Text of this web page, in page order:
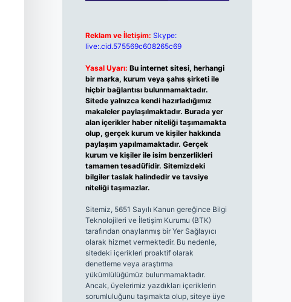
Reklam ve İletişim: Skype:
live:.cid.575569c608265c69
Yasal Uyarı: Bu internet sitesi, herhangi
bir marka, kurum veya şahıs şirketi ile
hiçbir bağlantısı bulunmamaktadır.
Sitede yalnızca kendi hazırladığımız
makaleler paylaşılmaktadır. Burada yer
alan içerikler haber niteliği taşımamakta
olup, gerçek kurum ve kişiler hakkında
paylaşım yapılmamaktadır. Gerçek
kurum ve kişiler ile isim benzerlikleri
tamamen tesadüfidir. Sitemizdeki
bilgiler taslak halindedir ve tavsiye
niteliği taşımazlar.
Sitemiz, 5651 Sayılı Kanun gereğince Bilgi
Teknolojileri ve İletişim Kurumu (BTK)
tarafından onaylanmış bir Yer Sağlayıcı
olarak hizmet vermektedir. Bu nedenle,
sitedeki içerikleri proaktif olarak
denetleme veya araştırma
yükümlülüğümüz bulunmamaktadır.
Ancak, üyelerimiz yazdıkları içeriklerin
sorumluluğunu taşımakta olup, siteye üye